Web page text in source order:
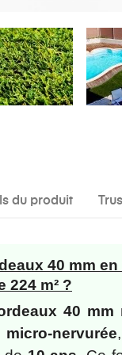
du produit
40 mm
224 m² ?
40 mm
micro-nervurée,